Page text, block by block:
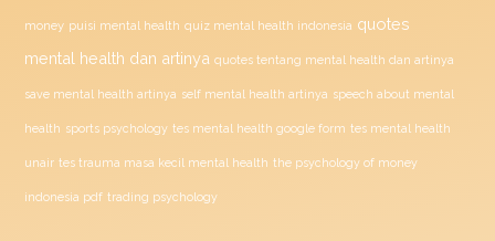
money puisi mental health quiz mental health indonesia quotes
mental health dan artinya quotes tentang mental health dan artinya
save mental health artinya self mental health artinya speech about mental
health sports psychology tes mental health google form tes mental health
unair tes trauma masa kecil mental health the psychology of money
indonesia pdf trading psychology